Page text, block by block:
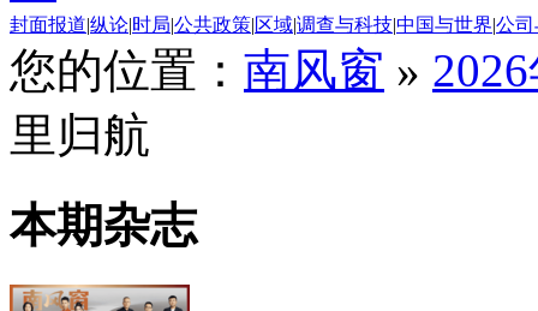
封面报道|纵论|时局|公共政策|区域|调查与科技|中国与世界|公
您的位置： 南风窗 »
里归航
本期杂志